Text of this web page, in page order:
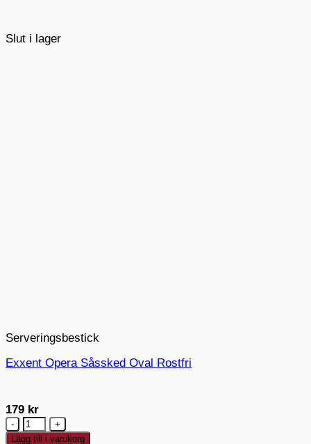
Slut i lager
Serveringsbestick
Exxent Opera Såssked Oval Rostfri
179 kr
Exxent
Opera
Lägg till i varukorg